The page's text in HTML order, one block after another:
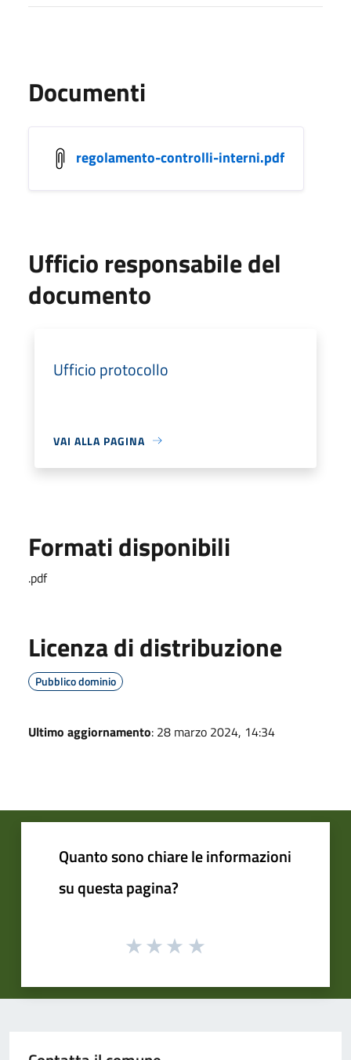
Documenti
regolamento-controlli-interni.pdf
Ufficio responsabile del
documento
Ufficio protocollo
VAI ALLA PAGINA
Formati disponibili
.pdf
Licenza di distribuzione
Pubblico dominio
Ultimo aggiornamento: 28 marzo 2024, 14:34
Quanto sono chiare le informazioni
su questa pagina?